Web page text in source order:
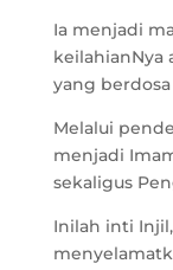
Ia menjadi
keilahianNya
yang
Melalui
menjadi
sekaligus
Inilah inti